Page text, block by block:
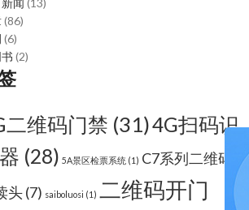
闻 (13)
(86)
(6)
(2)
二维码门禁 (31)4G扫码识
(28) 5A景区检票系统 (1) C7系列二维码梯
头(7) saiboluosi (1) 二维码开门